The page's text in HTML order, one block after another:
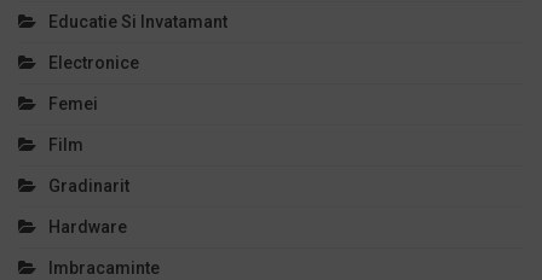
Educatie Si Invatamant
Electronice
Femei
Film
Gradinarit
Hardware
Imbracaminte